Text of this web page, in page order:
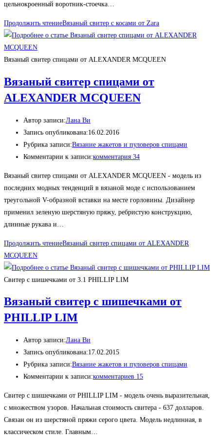
цельнокроенный воротник-стоечка…
Продолжить чтениеВязаный свитер с косами от Zara
Вязаный свитер спицами от ALEXANDER MCQUEEN
Вязаный свитер спицами от
ALEXANDER MCQUEEN
Автор записи:Лана Ви
Запись опубликована:16.02.2016
Рубрика записи:Вязание жакетов и пуловеров спицами
Комментарии к записи:комментария 34
Вязаный свитер спицами от ALEXANDER MCQUEEN - модель из
последних модных тенденций в вязаной моде с использованием
треугольной V-образной вставки на месте горловины. Дизайнер
применил зеленую шерстяную пряжу, ребристую конструкцию,
длинные рукава и…
Продолжить чтениеВязаный свитер спицами от ALEXANDER
MCQUEEN
Свитер с шишечками от 3.1 PHILLIP LIM
Вязаный свитер с шишечками от
PHILLIP LIM
Автор записи:Лана Ви
Запись опубликована:17.02.2015
Рубрика записи:Вязание жакетов и пуловеров спицами
Комментарии к записи:комментариев 15
Свитер с шишечками от PHILLIP LIM - модель очень выразительная,
с множеством узоров. Начальная стоимость свитера - 637 долларов.
Связан он из шерстяной пряжи серого цвета. Модель недлинная, в
классическом стиле. Главным…